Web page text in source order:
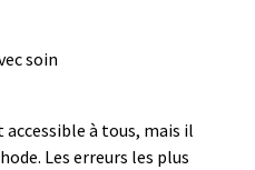
soin
à tous, mais il
Les erreurs les plus